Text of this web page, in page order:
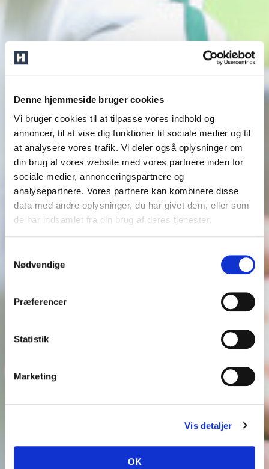
Denne hjemmeside bruger cookies
Vi bruger cookies til at tilpasse vores indhold og
annoncer, til at vise dig funktioner til sociale medier og til
at analysere vores trafik. Vi deler også oplysninger om
din brug af vores website med vores partnere inden for
sociale medier, annonceringspartnere og
analysepartnere. Vores partnere kan kombinere disse
data med andre oplysninger, du har givet dem, eller som
de har indsamlet fra din brug af deres tjenester.
Nødvendige
Præferencer
Statistik
Marketing
Vis detaljer
OK